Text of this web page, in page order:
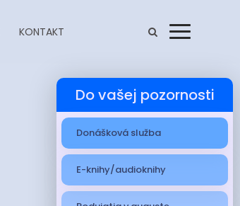
KONTAKT
Do vašej pozornosti
Donášková služba
E-knihy/audioknihy